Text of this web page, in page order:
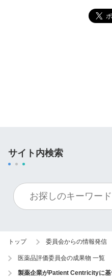
サイト内検索
トップ 委員会からの情報発信
医薬品評価委員会の成果物 一覧
製薬企業がPatient Centricityに基